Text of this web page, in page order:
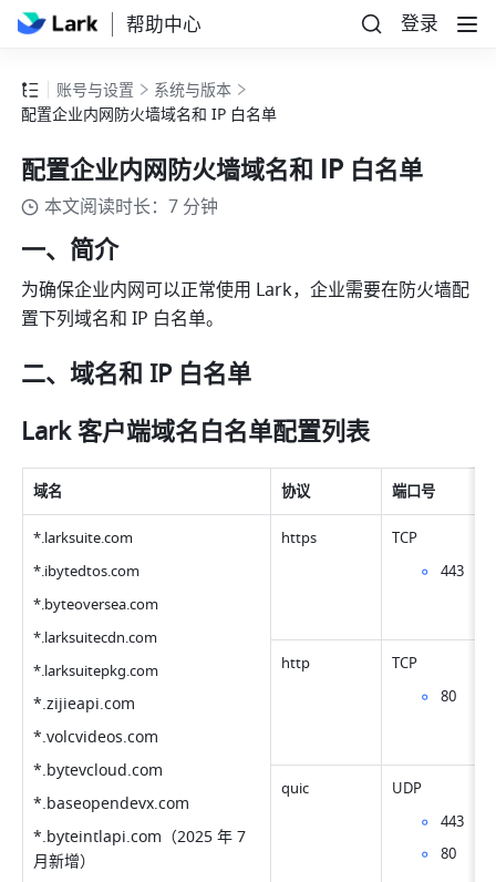
帮助中心 登录
账号与设置
系统与版本
配置企业内网防火墙域名和 IP 白名单
配置企业内网防火墙域名和 IP 白名单
本文阅读时长：7 分钟
一、简介
为确保企业内网可以正常使用 Lark，企业需要在防火墙配
置下列域名和 IP 白名单。
二、域名和 IP 白名单
Lark 客户端域名白名单配置列表
域名 协议 端口号
*.larksuite.com
*.ibytedtos.com
*.byteoversea.com
*.larksuitecdn.com
*.larksuitepkg.com
*.zijieapi.com
*.volcvideos.com
*.bytevcloud.com
*.baseopendevx.com
*.byteintlapi.com （2025 年 7
月新增）
https
TCP
443
http
TCP
80
quic
UDP
443
80